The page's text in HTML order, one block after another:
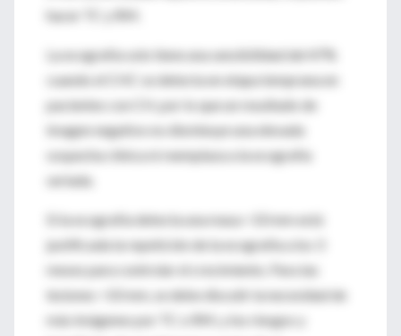
hacer TC y RM.
La ecografía solo tiene una sensibilidad del 47%
cuando el CHC se detecta en etapa temprana en
pacientes con CH, por lo que un resultado de
imagen negativo no disminuye una elevada
sospecha clínica ni reemplaza a la ecografía
seriada.
Si la ecografía detecta una masa <10 mm está
justificada la repetición de la ecografía a los 3
meses para controlar el crecimiento. Para las
lesiones >10 mm, se debe discutir la necesidad de
más imágenes por TC o RM, y los riesgos y